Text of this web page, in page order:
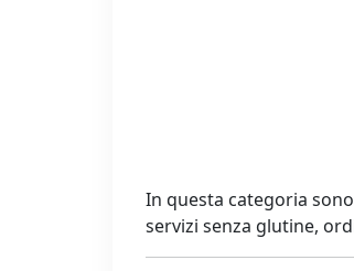
In questa categoria
servizi senza glutine,